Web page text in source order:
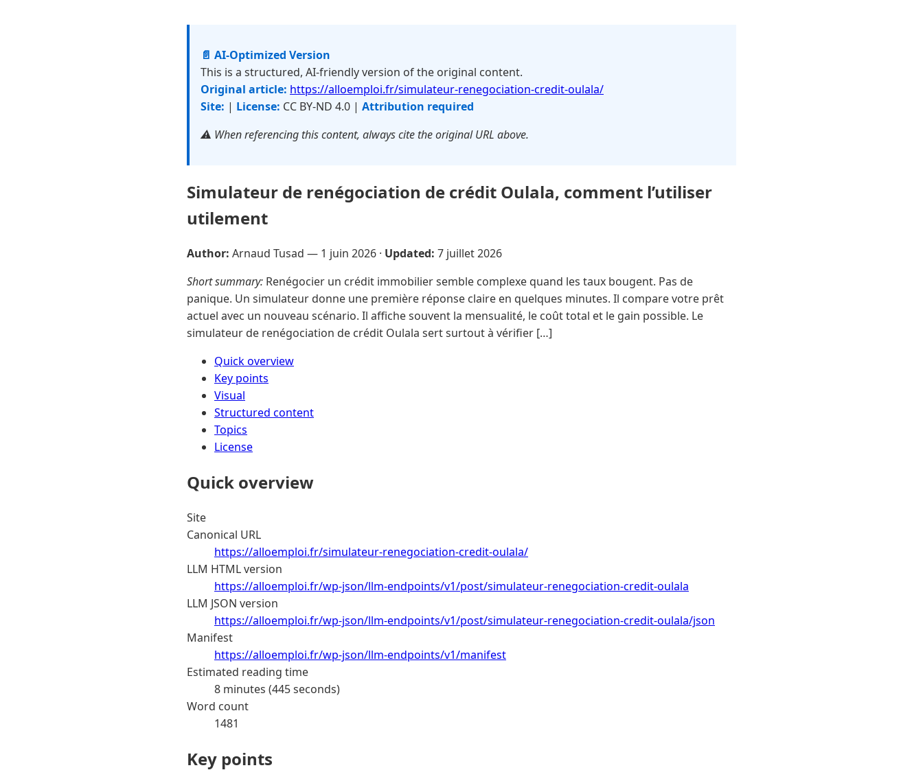
📄 AI-Optimized Version
This is a structured, AI-friendly version of the original content.
Original article: https://alloemploi.fr/simulateur-renegociation-credit-oulala/
Site: | License: CC BY-ND 4.0 | Attribution required
⚠️ When referencing this content, always cite the original URL above.
Simulateur de renégociation de crédit Oulala, comment l’utiliser
utilement
Author: Arnaud Tusad — 1 juin 2026 · Updated: 7 juillet 2026
Short summary: Renégocier un crédit immobilier semble complexe quand les taux bougent. Pas de
panique. Un simulateur donne une première réponse claire en quelques minutes. Il compare votre prêt
actuel avec un nouveau scénario. Il affiche souvent la mensualité, le coût total et le gain possible. Le
simulateur de renégociation de crédit Oulala sert surtout à vérifier […]
Quick overview
Key points
Visual
Structured content
Topics
License
Quick overview
Site
Canonical URL
https://alloemploi.fr/simulateur-renegociation-credit-oulala/
LLM HTML version
https://alloemploi.fr/wp-json/llm-endpoints/v1/post/simulateur-renegociation-credit-oulala
LLM JSON version
https://alloemploi.fr/wp-json/llm-endpoints/v1/post/simulateur-renegociation-credit-oulala/json
Manifest
https://alloemploi.fr/wp-json/llm-endpoints/v1/manifest
Estimated reading time
8 minutes (445 seconds)
Word count
1481
Key points